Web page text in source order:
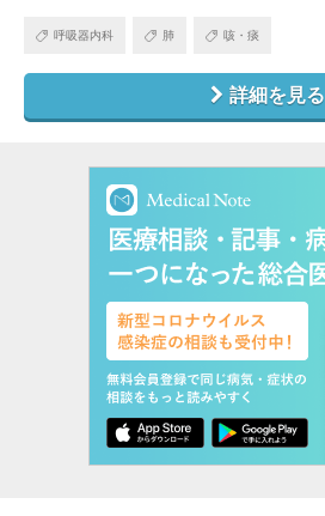
呼吸器内科 肺 咳・痰
詳細を見る